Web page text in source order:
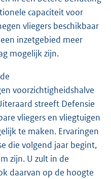
capaciteit voor
vliegers beschikbaar
inzetgebied meer
mogelijk zijn.
voorzichtigheidshalve
streeft Defensie
vliegers en vliegtuigen
te maken. Ervaringen
die volgend jaar begint,
zijn. U zult in de
daarvan op de hoogte